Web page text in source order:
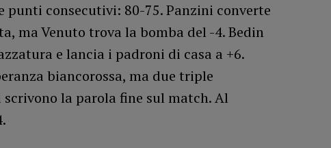
punti consecutivi: 80-75. Panzini converte
ma Venuto trova la bomba del -4. Bedin
e lancia i padroni di casa a +6.
biancorossa, ma due triple
la parola fine sul match. Al